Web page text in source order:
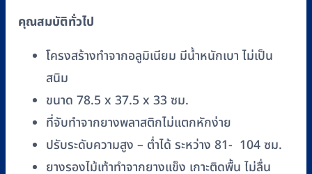
คุณสมบัติทั่วไป
โครงสร้างทำจากอลูมิเนียม มีน้ำหนักเบา ไม่เป็น
สนิม
ขนาด 78.5 x 37.5 x 33 ซม.
ที่จับทำจากยางพลาสติกไม่แตกหักง่าย
ปรับระดับความสูง – ต่ำได้ ระหว่าง 81- 104 ซม.
ยางรองไม้เท้าทำจากยางแข็ง เกาะติดพื้น ไม่ลื่น